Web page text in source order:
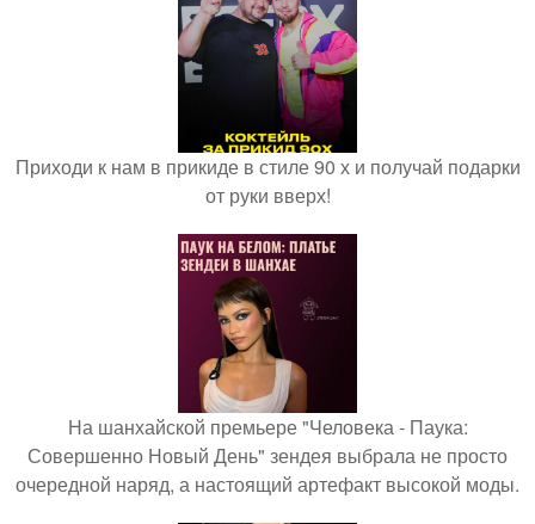
Приходи к нам в прикиде в стиле 90 х и получай подарки
от руки вверх!
На шанхайской премьере "Человека - Паука:
Совершенно Новый День" зендея выбрала не просто
очередной наряд, а настоящий артефакт высокой моды.